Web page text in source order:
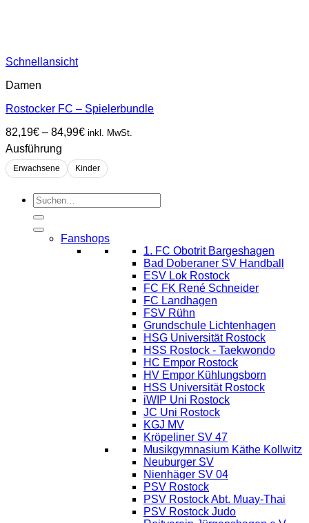
Schnellansicht
Damen
Rostocker FC – Spielerbundle
82,19€ – 84,99€Preisspanne:
84,99€
inkl. MwSt.
Ausführung
Erwachsene Kinder
Suchen
nach:
Fanshops
1. FC Obotrit Bargeshagen
Bad Doberaner SV Handball
ESV Lok Rostock
FC FK René Schneider
FC Landhagen
FSV Rühn
Grundschule Lichtenhagen
HSG Universität Rostock
HSS Rostock - Taekwondo
HC Empor Rostock
HV Empor Kühlungsborn
HSS Universität Rostock
iWIP Uni Rostock
JC Uni Rostock
KGJ MV
Kröpeliner SV 47
Musikgymnasium Käthe Kollwitz
Neuburger SV
Nienhäger SV 04
PSV Rostock
PSV Rostock Abt. Muay-Thai
PSV Rostock Judo